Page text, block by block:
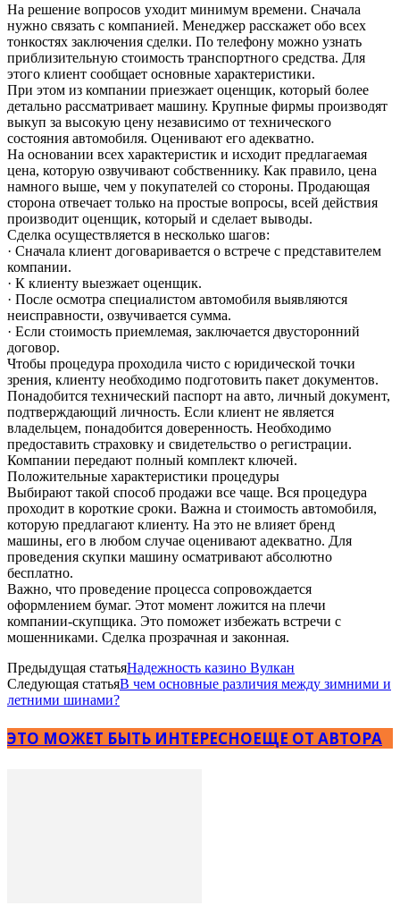
На решение вопросов уходит минимум времени. Сначала
нужно связать с компанией. Менеджер расскажет обо всех
тонкостях заключения сделки. По телефону можно узнать
приблизительную стоимость транспортного средства. Для
этого клиент сообщает основные характеристики.
При этом из компании приезжает оценщик, который более
детально рассматривает машину. Крупные фирмы производят
выкуп за высокую цену независимо от технического
состояния автомобиля. Оценивают его адекватно.
На основании всех характеристик и исходит предлагаемая
цена, которую озвучивают собственнику. Как правило, цена
намного выше, чем у покупателей со стороны. Продающая
сторона отвечает только на простые вопросы, всей действия
производит оценщик, который и сделает выводы.
Сделка осуществляется в несколько шагов:
· Сначала клиент договаривается о встрече с представителем
компании.
· К клиенту выезжает оценщик.
· После осмотра специалистом автомобиля выявляются
неисправности, озвучивается сумма.
· Если стоимость приемлемая, заключается двусторонний
договор.
Чтобы процедура проходила чисто с юридической точки
зрения, клиенту необходимо подготовить пакет документов.
Понадобится технический паспорт на авто, личный документ,
подтверждающий личность. Если клиент не является
владельцем, понадобится доверенность. Необходимо
предоставить страховку и свидетельство о регистрации.
Компании передают полный комплект ключей.
Положительные характеристики процедуры
Выбирают такой способ продажи все чаще. Вся процедура
проходит в короткие сроки. Важна и стоимость автомобиля,
которую предлагают клиенту. На это не влияет бренд
машины, его в любом случае оценивают адекватно. Для
проведения скупки машину осматривают абсолютно
бесплатно.
Важно, что проведение процесса сопровождается
оформлением бумаг. Этот момент ложится на плечи
компании-скупщика. Это поможет избежать встречи с
мошенниками. Сделка прозрачная и законная.
Предыдущая статьяНадежность казино Вулкан
Следующая статьяВ чем основные различия между зимними и
летними шинами?
ЭТО МОЖЕТ БЫТЬ ИНТЕРЕСНОЕЩЕ ОТ АВТОРА